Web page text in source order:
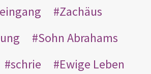
Zachäus
Sohn Abrahams
schrie
Ewige Leben